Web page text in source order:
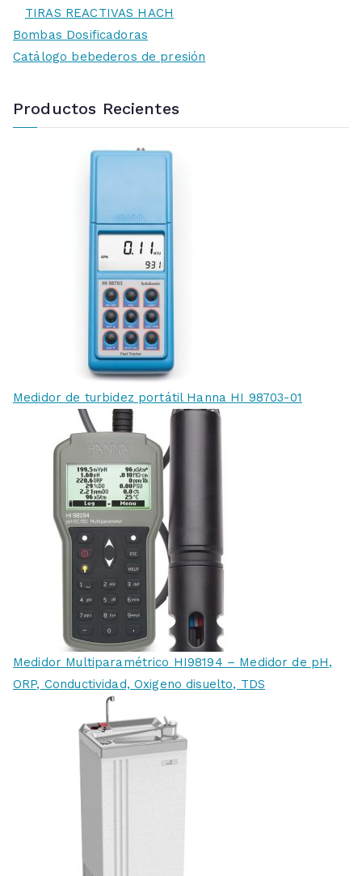
TIRAS REACTIVAS HACH
Bombas Dosificadoras
Catálogo bebederos de presión
Productos Recientes
Medidor de turbidez portátil Hanna HI 98703-01
Medidor Multiparamétrico HI98194 – Medidor de pH,
ORP, Conductividad, Oxigeno disuelto, TDS